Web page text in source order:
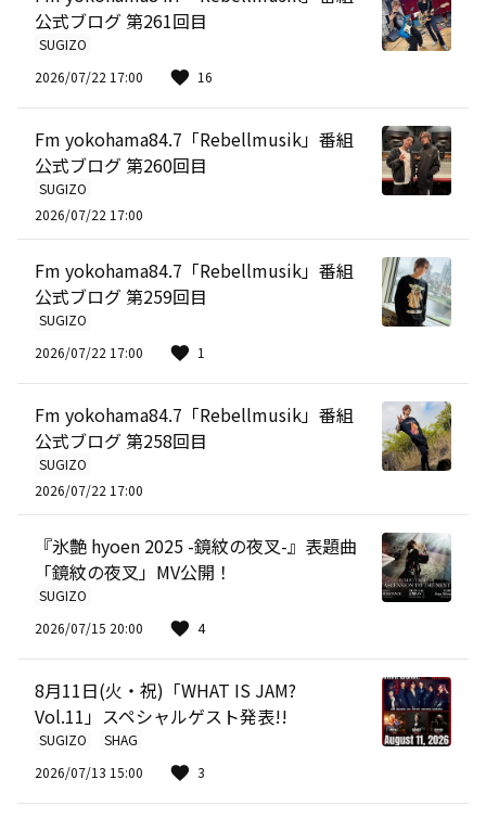
公式ブログ 第261回目
SUGIZO
2026/07/22 17:00
16
Fm yokohama84.7「Rebellmusik」番組
公式ブログ 第260回目
SUGIZO
2026/07/22 17:00
Fm yokohama84.7「Rebellmusik」番組
公式ブログ 第259回目
SUGIZO
2026/07/22 17:00
1
Fm yokohama84.7「Rebellmusik」番組
公式ブログ 第258回目
SUGIZO
2026/07/22 17:00
『氷艶 hyoen 2025 -鏡紋の夜叉-』表題曲
「鏡紋の夜叉」MV公開！
SUGIZO
2026/07/15 20:00
4
8月11日(火・祝)「WHAT IS JAM?
Vol.11」スペシャルゲスト発表!!
SUGIZO
SHAG
2026/07/13 15:00
3